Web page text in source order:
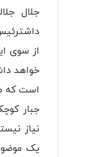
جلال
از سوی
خواهد
است که
جبار
نیاز
یک